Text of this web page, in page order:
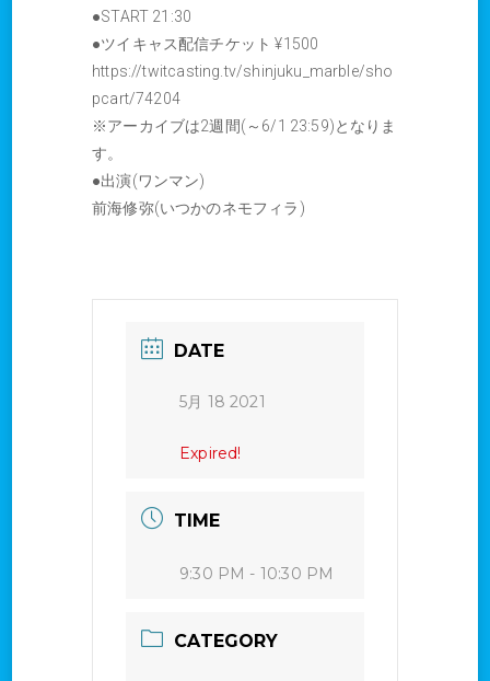
●START 21:30
●ツイキャス配信チケット ¥1500
https://twitcasting.tv/shinjuku_marble/sho
pcart/74204
※アーカイブは2週間(～6/1 23:59)となりま
す。
●出演(ワンマン)
前海修弥(いつかのネモフィラ)
DATE
5月 18 2021
Expired!
TIME
9:30 PM - 10:30 PM
CATEGORY